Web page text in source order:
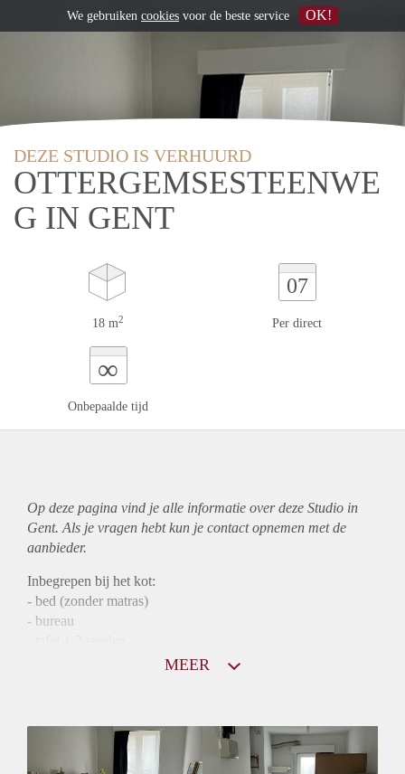
DEZE STUDIO IS VERHUURD
OTTERGEMSESTEENWE
G IN GENT
18 m2
07
Per direct
∞
Onbepaalde tijd
Op deze pagina vind je alle informatie over deze Studio in
Gent. Als je vragen hebt kun je contact opnemen met de
aanbieder.
Inbegrepen bij het kot:
- bed (zonder matras)
- bureau
- bruine kast in de keukenMEER
We gebruiken cookies voor de beste service OK!